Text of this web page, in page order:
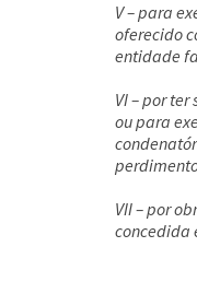
V – para
oferecido
entidade
VI – por
ou para
VII – por
concedida